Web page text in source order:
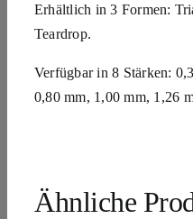
Erhältlich in 3 Formen:
Teardrop.
Verfügbar in 8 Stärken:
0,80 mm, 1,00 mm, 1,26
Ähnliche